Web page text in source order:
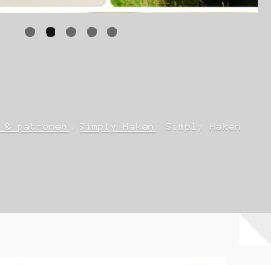
& patronen Simply Haken
Simply Haken